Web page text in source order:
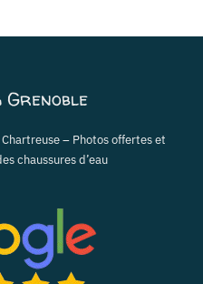
Grenoble
– Photos offertes et
chaussures d’eau